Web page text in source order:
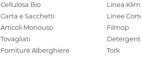
Cellulosa Bio
Carta e Sacchetti
Articoli Monouso
Tovagliati
Forniture Alberghiere
Linea
Linee
Filmop
Tork